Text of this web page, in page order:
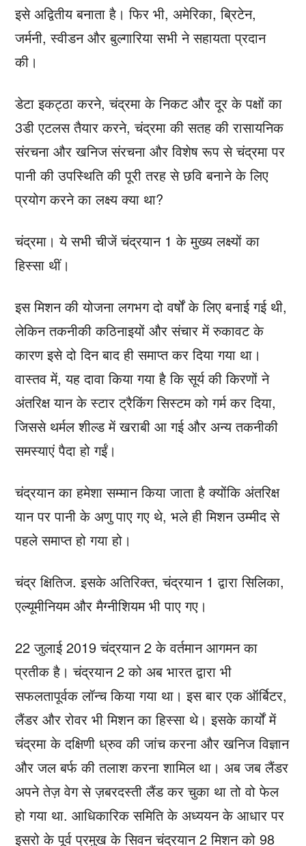
इसे अद्वितीय बनाता है। फिर भी, अमेरिका, ब्रिटेन,
जर्मनी, स्वीडन और बुल्गारिया सभी ने सहायता प्रदान
की।
डेटा इकट्ठा करने, चंद्रमा के निकट और दूर के पक्षों का
3डी एटलस तैयार करने, चंद्रमा की सतह की रासायनिक
संरचना और खनिज संरचना और विशेष रूप से चंद्रमा पर
पानी की उपस्थिति की पूरी तरह से छवि बनाने के लिए
प्रयोग करने का लक्ष्य क्या था?
चंद्रमा। ये सभी चीजें चंद्रयान 1 के मुख्य लक्ष्यों का
हिस्सा थीं।
इस मिशन की योजना लगभग दो वर्षों के लिए बनाई गई थी,
लेकिन तकनीकी कठिनाइयों और संचार में रुकावट के
कारण इसे दो दिन बाद ही समाप्त कर दिया गया था।
वास्तव में, यह दावा किया गया है कि सूर्य की किरणों ने
अंतरिक्ष यान के स्टार ट्रैकिंग सिस्टम को गर्म कर दिया,
जिससे थर्मल शील्ड में खराबी आ गई और अन्य तकनीकी
समस्याएं पैदा हो गईं।
चंद्रयान का हमेशा सम्मान किया जाता है क्योंकि अंतरिक्ष
यान पर पानी के अणु पाए गए थे, भले ही मिशन उम्मीद से
पहले समाप्त हो गया हो।
चंद्र क्षितिज. इसके अतिरिक्त, चंद्रयान 1 द्वारा सिलिका,
एल्यूमीनियम और मैग्नीशियम भी पाए गए।
22 जुलाई 2019 चंद्रयान 2 के वर्तमान आगमन का
प्रतीक है। चंद्रयान 2 को अब भारत द्वारा भी
सफलतापूर्वक लॉन्च किया गया था। इस बार एक ऑर्बिटर,
लैंडर और रोवर भी मिशन का हिस्सा थे। इसके कार्यों में
चंद्रमा के दक्षिणी ध्रुव की जांच करना और खनिज विज्ञान
और जल बर्फ की तलाश करना शामिल था। अब जब लैंडर
अपने तेज़ वेग से ज़बरदस्ती लैंड कर चुका था तो वो फेल
हो गया था. आधिकारिक समिति के अध्ययन के आधार पर
इसरो के पूर्व प्रमुख के सिवन चंद्रयान 2 मिशन को 98